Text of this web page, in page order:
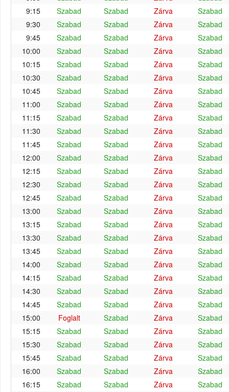
9:15
Szabad Szabad Zárva
Szabad
9:30
Szabad Szabad Zárva
Szabad
9:45
Szabad Szabad Zárva
Szabad
10:00
Szabad Szabad Zárva
Szabad
10:15
Szabad Szabad Zárva
Szabad
10:30
Szabad Szabad Zárva
Szabad
10:45
Szabad Szabad Zárva
Szabad
11:00
Szabad Szabad Zárva
Szabad
11:15
Szabad Szabad Zárva
Szabad
11:30
Szabad Szabad Zárva
Szabad
11:45
Szabad Szabad Zárva
Szabad
12:00
Szabad Szabad Zárva
Szabad
12:15
Szabad Szabad Zárva
Szabad
12:30
Szabad Szabad Zárva
Szabad
12:45
Szabad Szabad Zárva
Szabad
13:00
Szabad Szabad Zárva
Szabad
13:15
Szabad Szabad Zárva
Szabad
13:30
Szabad Szabad Zárva
Szabad
13:45
Szabad Szabad Zárva
Szabad
14:00
Szabad Szabad Zárva
Szabad
14:15
Szabad Szabad Zárva
Szabad
14:30
Szabad Szabad Zárva
Szabad
14:45
Szabad Szabad Zárva
Szabad
15:00
Foglalt Szabad Zárva
Szabad
15:15
Szabad Szabad Zárva
Szabad
15:30
Szabad Szabad Zárva
Szabad
15:45
Szabad Szabad Zárva
Szabad
16:00
Szabad Szabad Zárva
Szabad
16:15
Szabad Szabad Zárva Szabad